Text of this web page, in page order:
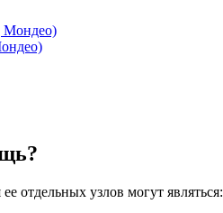
отдельных узлов могут являться: